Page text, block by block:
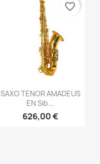
Vista rápida
SAXO TENOR AMADEUS
EN Sib...
626,00 €
favorite_border